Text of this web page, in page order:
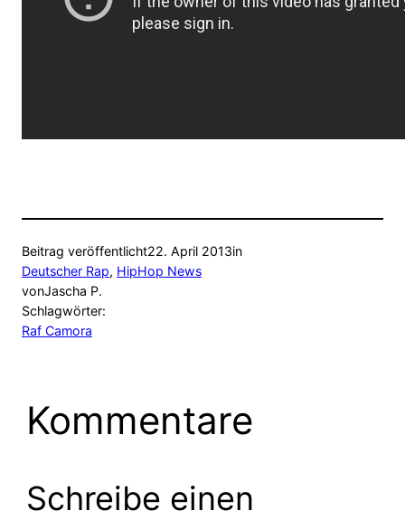
Beitrag veröffentlicht22. April 2013in
Deutscher Rap, HipHop News
vonJascha P.
Schlagwörter:
Raf Camora
Kommentare
Schreibe einen